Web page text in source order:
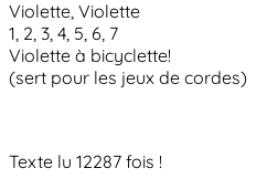
Violette, Violette
1, 2, 3, 4, 5, 6, 7
Violette à bicyclette!
(sert pour les jeux de cordes)
Texte lu 12287 fois !